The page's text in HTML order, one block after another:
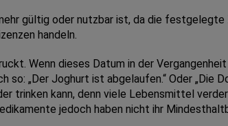
gültig oder nutzbar ist, da die
handeln.
Wenn dieses Datum in der
„Der Joghurt ist abgelaufen.“ Oder „Die
trinken kann, denn viele Lebensmittel
jedoch haben nicht ihr